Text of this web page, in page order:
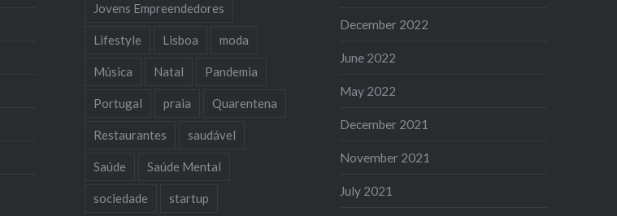
Jovens Empreendedores
Lifestyle Lisboa moda
Música Natal Pandemia
Portugal praia Quarentena
Restaurantes saudável
Saúde Saúde Mental
sociedade startup
December 2022
June 2022
May 2022
December 2021
November 2021
July 2021